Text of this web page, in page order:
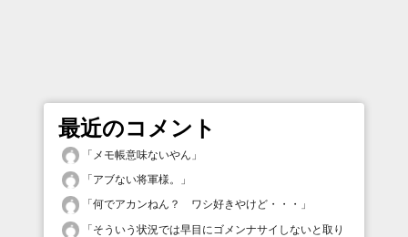
最近のコメント
「 メモ帳意味ないやん 」
「アブない将軍様。
」
「何でアカンねん？ ワシ好きやけど・・・ 」
「そういう状況では早目にゴメンナサイしないと取り